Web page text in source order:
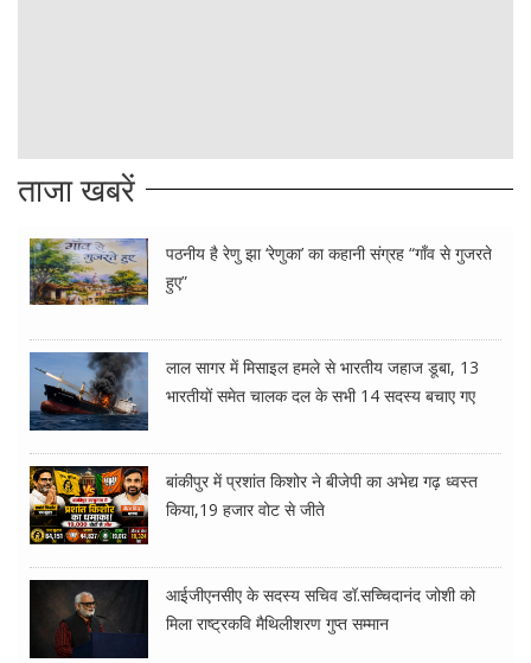
ताजा खबरें
पठनीय है रेणु झा ‘रेणुका’ का कहानी संग्रह “गाँव से गुजरते
हुए”
लाल सागर में मिसाइल हमले से भारतीय जहाज डूबा, 13
भारतीयों समेत चालक दल के सभी 14 सदस्य बचाए गए
बांकीपुर में प्रशांत किशोर ने बीजेपी का अभेद्य गढ़ ध्वस्त
किया,19 हजार वोट से जीते
आईजीएनसीए के सदस्य सचिव डॉ.सच्चिदानंद जोशी को
मिला राष्ट्रकवि मैथिलीशरण गुप्त सम्मान